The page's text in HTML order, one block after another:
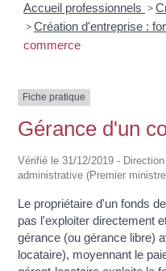
Accueil professionnels >
>Création d'entreprise :
commerce
Fiche pratique
Gérance d'un
Vérifié le 31/12/2019 -
administrative (Premier
Le propriétaire d'un fonds
pas l'exploiter directement
gérance (ou gérance libre)
locataire), moyennant le